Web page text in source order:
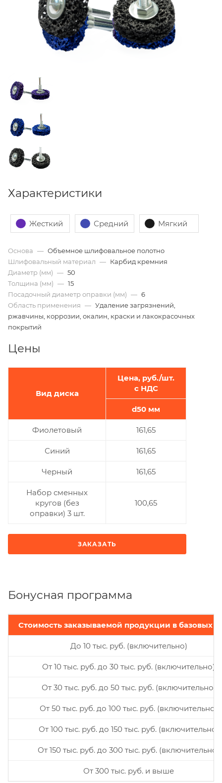
Характеристики
Жесткий Средний Мягкий
Основа — Объемное шлифовальное полотно
Шлифовальный материал — Карбид кремния
Диаметр (мм) — 50
Толщина (мм) — 15
Посадочный диаметр оправки (мм) — 6
Область применения — Удаление загрязнений,
ржавчины, коррозии, окалин, краски и лакокрасочных
покрытий
Цены
Вид диска
Цена, руб./шт.
с НДС
d50 мм
Фиолетовый 161,65
Синий 161,65
Черный 161,65
Набор сменных
кругов (без
оправки) 3 шт.
100,65
ЗАКАЗАТЬ
Бонусная программа
Стоимость заказываемой продукции в базовых
До 10 тыс. руб. (включительно)
От 10 тыс. руб. до 30 тыс. руб. (включительно)
От 30 тыс. руб. до 50 тыс. руб. (включительно)
От 50 тыс. руб. до 100 тыс. руб. (включительно)
От 100 тыс. руб. до 150 тыс. руб. (включительно)
От 150 тыс. руб. до 300 тыс. руб. (включительно)
От 300 тыс. руб. и выше